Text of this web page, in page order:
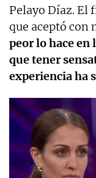
Pelayo Díaz. El
que aceptó con
peor lo hace en
que tener
experiencia ha